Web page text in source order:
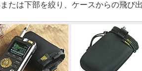
たは下部を絞り、ケースからの飛び出